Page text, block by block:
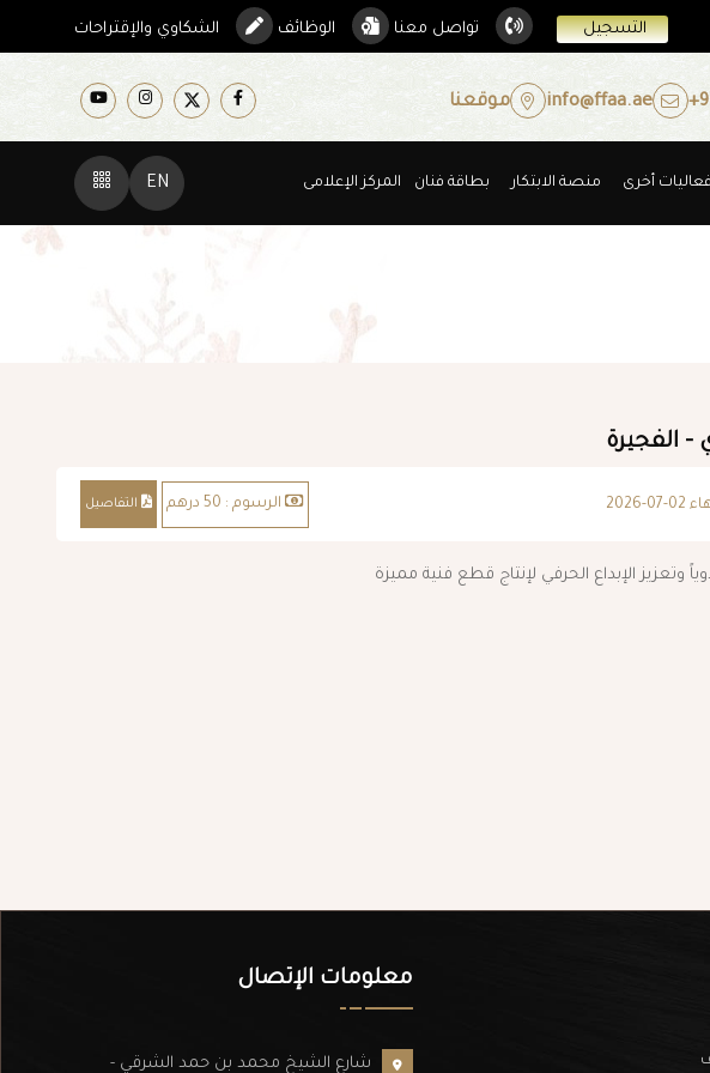
التسجيل تواصل معنا الوظائف الشكاوي والإقتراحات
info@ffaa.ae موقعنا
فعاليات أخرى منصة الابتكار بطاقة فنان المركز الإعلامى EN
- الفجيرة
2026 الرسوم : 50 درهم التفاصيل
وتعزيز الإبداع الحرفي لإنتاج قطع فنية مميزة
معلومات الإتصال
شارع الشيخ محمد بن حمد الشرقي -